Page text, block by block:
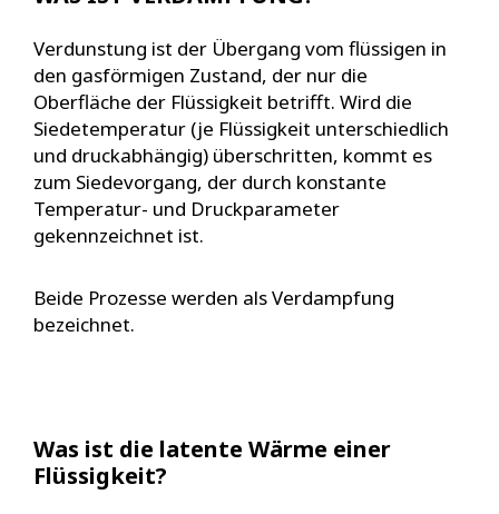
Verdunstung ist der Übergang vom flüssigen in
den gasförmigen Zustand, der nur die
Oberfläche der Flüssigkeit betrifft. Wird die
Siedetemperatur (je Flüssigkeit unterschiedlich
und druckabhängig) überschritten, kommt es
zum Siedevorgang, der durch konstante
Temperatur- und Druckparameter
gekennzeichnet ist.
Beide Prozesse werden als Verdampfung
bezeichnet.
Was ist die latente Wärme einer
Flüssigkeit?